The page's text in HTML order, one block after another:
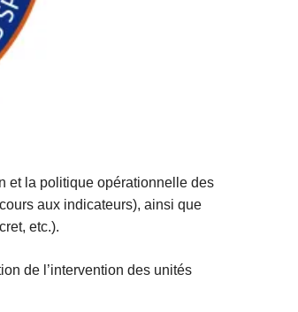
et la politique opérationnelle des
aux indicateurs), ainsi que
etc.).
de l’intervention des unités